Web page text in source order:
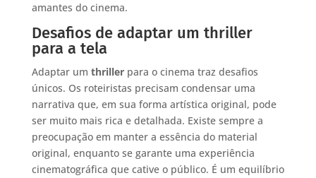
amantes do cinema.
Desafios de adaptar um thriller
para a tela
Adaptar um thrillerpara o cinema traz desafios
únicos. Os roteiristas precisam condensar uma
narrativa que, em sua forma artística original, pode
ser muito mais rica e detalhada. Existe sempre a
preocupação em manter a essência do material
original, enquanto se garante uma experiência
cinematográfica que cative o público. É um equilíbrio